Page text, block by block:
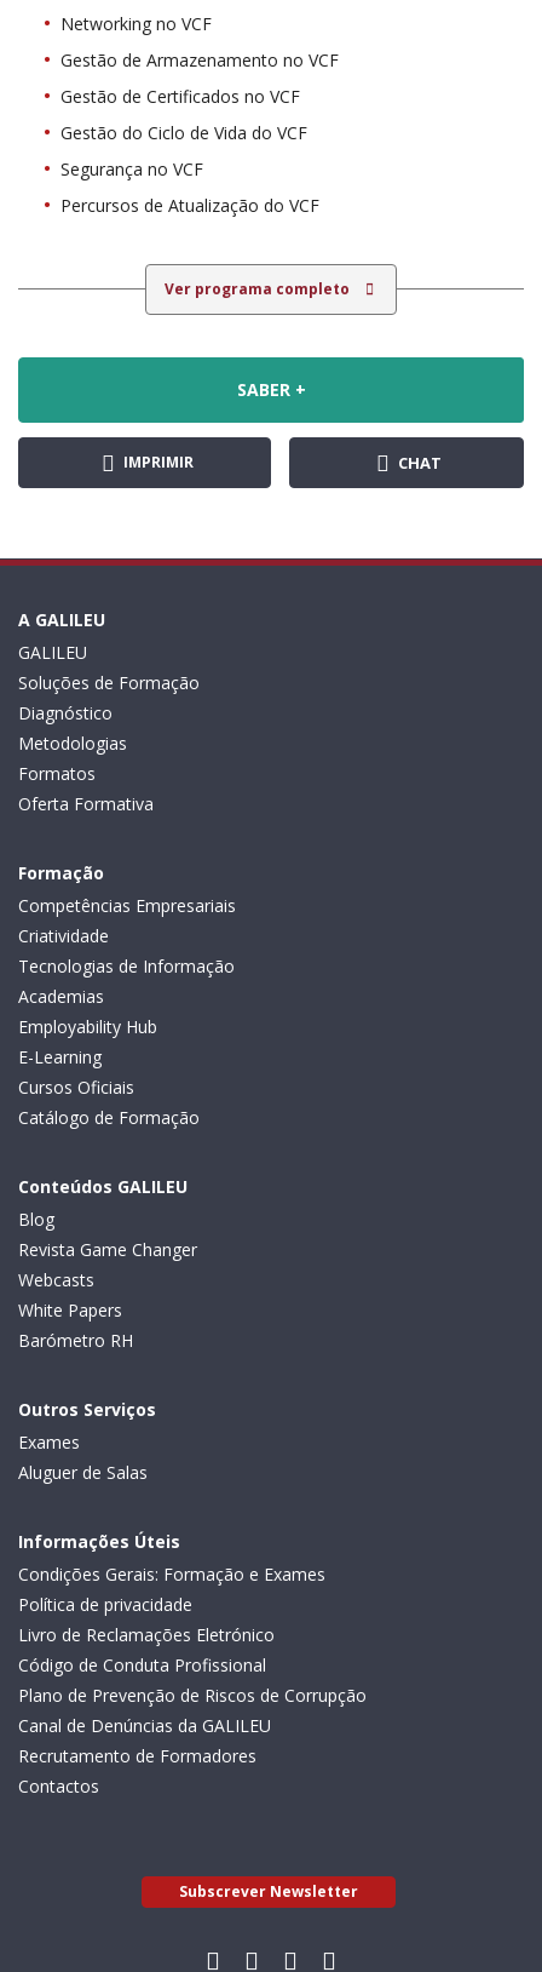
Networking no VCF
Gestão de Armazenamento no VCF
Gestão de Certificados no VCF
Gestão do Ciclo de Vida do VCF
Segurança no VCF
Percursos de Atualização do VCF
Ver programa completo
SABER +
IMPRIMIR CHAT
A GALILEU
GALILEU
Soluções de Formação
Diagnóstico
Metodologias
Formatos
Oferta Formativa
Formação
Competências Empresariais
Criatividade
Tecnologias de Informação
Academias
Employability Hub
E-Learning
Cursos Oficiais
Catálogo de Formação
Conteúdos GALILEU
Blog
Revista Game Changer
Webcasts
White Papers
Barómetro RH
Outros Serviços
Exames
Aluguer de Salas
Informações Úteis
Condições Gerais: Formação e Exames
Política de privacidade
Livro de Reclamações Eletrónico
Código de Conduta Profissional
Plano de Prevenção de Riscos de Corrupção
Canal de Denúncias da GALILEU
Recrutamento de Formadores
Contactos
Subscrever Newsletter